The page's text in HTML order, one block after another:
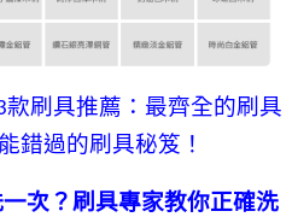
款刷具推薦：最齊全的刷具
錯過的刷具秘笈！
次？刷具專家教你正確洗